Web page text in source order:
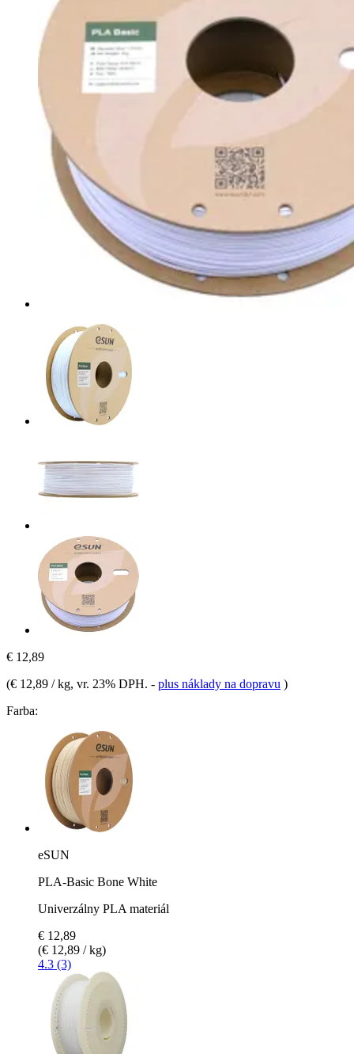
€ 12,89
(€ 12,89 / kg, vr. 23% DPH. - plus náklady na dopravu )
Farba:
eSUN
PLA-Basic Bone White
Univerzálny PLA materiál
€ 12,89
(€ 12,89 / kg)
4.3 (3)